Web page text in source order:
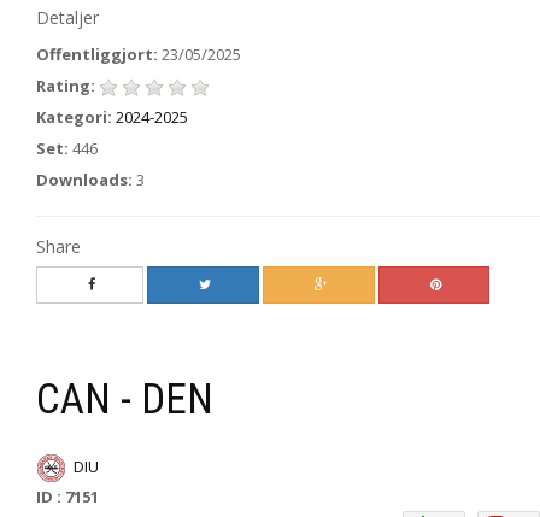
Detaljer
Offentliggjort: 23/05/2025
Rating:
Kategori: 2024-2025
Set: 446
Downloads: 3
Share
CAN - DEN
DIU
ID : 7151